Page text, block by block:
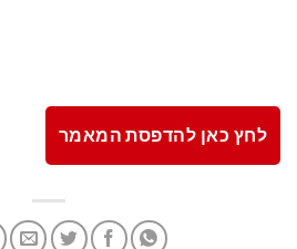
לחץ כאן להדפסת המאמר